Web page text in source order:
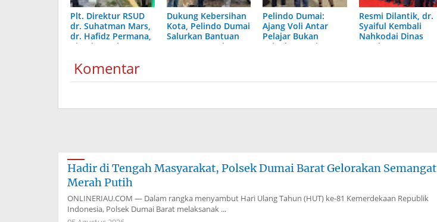
Plt. Direktur RSUD
dr. Suhatman Mars,
dr. Hafidz Permana,
Pimpin Apel
dan BKO TNI-Polri
Dukung Kebersihan
Kota, Pelindo Dumai
Salurkan Bantuan
Motor Sampah
Pelindo Dumai:
Ajang Voli Antar
Pelajar Bukan
Sekadar Lomba,
Resmi Dilantik, dr.
Syaiful Kembali
Nahkodai Dinas
Kesehatan Kota
Komentar
Hadir di Tengah Masyarakat, Polsek Dumai Barat Gelorakan Semangat
Merah Putih
ONLINERIAU.COM — Dalam rangka menyambut Hari Ulang Tahun (HUT) ke-81 Kemerdekaan Republik
Indonesia, Polsek Dumai Barat melaksanak ...